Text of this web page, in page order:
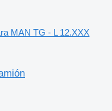
MAN TG - L 12.XXX